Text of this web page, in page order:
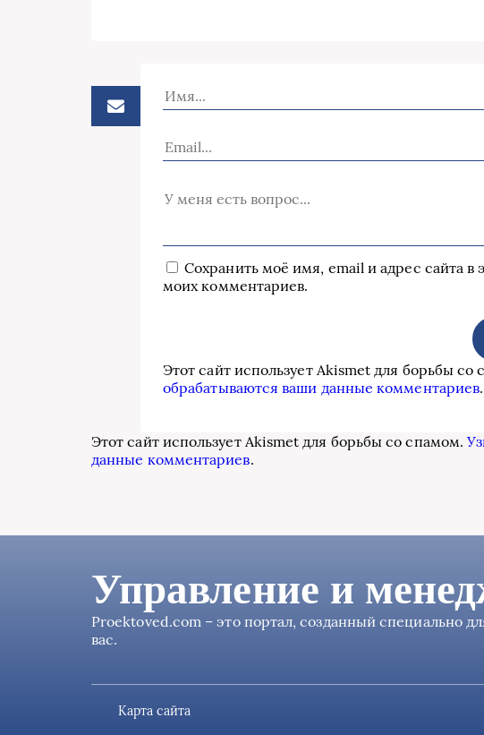
Сохранить моё имя, email и адрес сайта
моих комментариев.
Этот сайт использует Akismet для борьбы
обрабатываются ваши данные комментариев.
Этот сайт использует Akismet для борьбы со спамом.
данные комментариев.
Управление и
Proektoved.com – это портал, созданный специально
вас.
Карта сайта